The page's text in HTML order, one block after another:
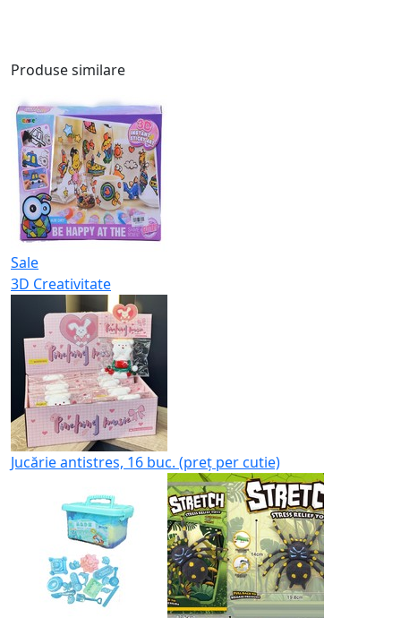
Produse similare
Sale
3D Creativitate
Jucărie antistres, 16 buc. (preț per cutie)